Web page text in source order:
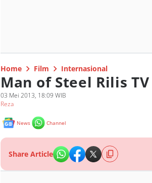
Home Film Internasional
Man of Steel Rilis
03 Mei 2013, 18:09 WIB
Reza
News Channel
Share Article